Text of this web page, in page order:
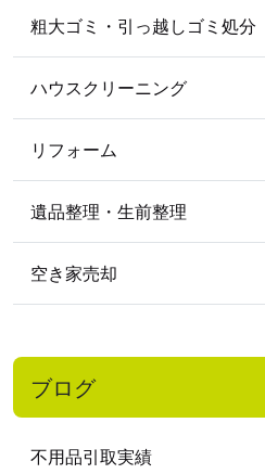
粗大ゴミ・引っ越しゴミ処分
ハウスクリーニング
リフォーム
遺品整理・生前整理
空き家売却
ブログ
不用品引取実績